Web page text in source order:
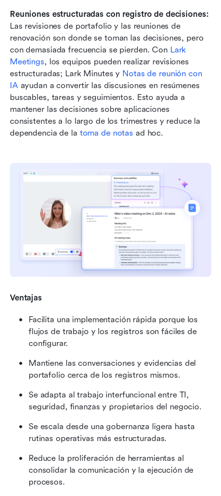
Las revisiones de portafolio y las reuniones de
renovación son donde se toman las decisiones, pero
con demasiada frecuencia se pierden. Con Lark
Meetings, los equipos pueden realizar revisiones
estructuradas; Lark Minutes y Notas de reunión con
IA ayudan a convertir las discusiones en resúmenes
buscables, tareas y seguimientos. Esto ayuda a
mantener las decisiones sobre aplicaciones
consistentes a lo largo de los trimestres y reduce la
dependencia de la toma de notas ad hoc.
Ventajas
Facilita una implementación rápida porque los
flujos de trabajo y los registros son fáciles de
configurar.
Mantiene las conversaciones y evidencias del
portafolio cerca de los registros mismos.
Se adapta al trabajo interfuncional entre TI,
seguridad, finanzas y propietarios del negocio.
Se escala desde una gobernanza ligera hasta
rutinas operativas más estructuradas.
Reduce la proliferación de herramientas al
consolidar la comunicación y la ejecución de
procesos.